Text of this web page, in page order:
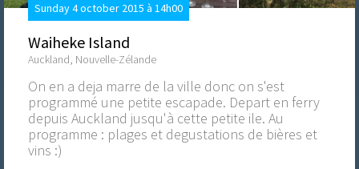
Sunday 4 october 2015 à 14h00
Waiheke Island
Auckland, Nouvelle-Zélande
On en a deja marre de la ville donc on s'est
programmé une petite escapade. Depart en ferry
depuis Auckland jusqu'à cette petite ile. Au
programme : plages et degustations de bières et
vins :)